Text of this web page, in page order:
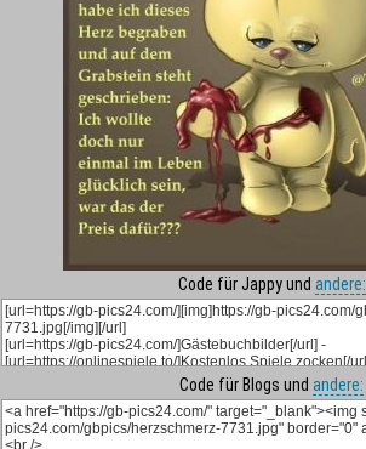
Code für Jappy und andere:
Code für Blogs und andere: